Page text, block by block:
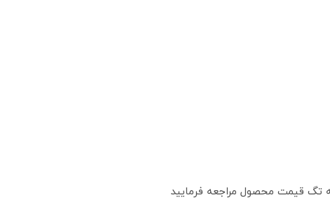
تگ قیمت محصول مراجعه فرمایید